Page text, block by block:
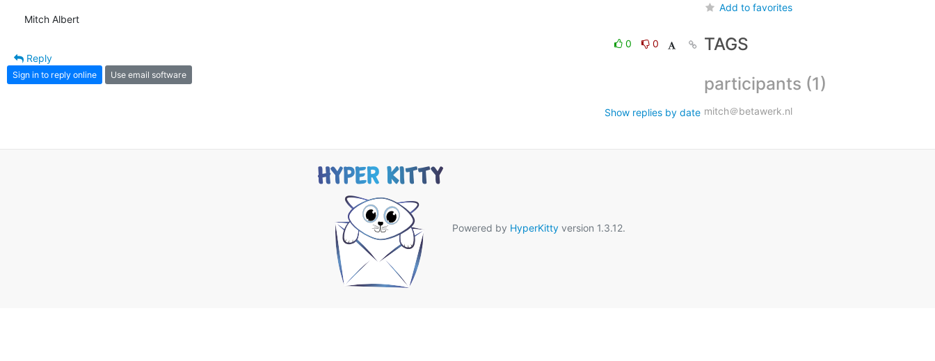
Mitch Albert
0
0
Reply
Sign in to reply online Use email software
Show replies by date
Add to favorites
TAGS
participants (1)
mitch＠betawerk.nl
Powered by HyperKittyversion 1.3.12.